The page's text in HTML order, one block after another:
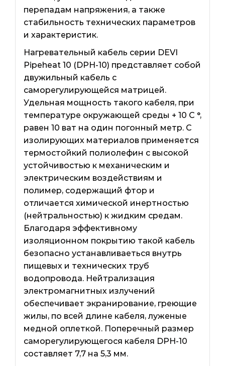
перепадам напряжения, а также
стабильность технических параметров
и характеристик.
Нагревательный кабель серии DEVI
Pipeheat 10 (DPH-10) представляет собой
двужильный кабель с
саморегулирующейся матрицей.
Удельная мощность такого кабеля, при
температуре окружающей среды + 10 C °,
равен 10 ват на один погонный метр. С
изолирующих материалов применяется
термостойкий полиолефин с высокой
устойчивостью к механическим и
электрическим воздействиям и
полимер, содержащий фтор и
отличается химической инертностью
(нейтральностью) к жидким средам.
Благодаря эффективному
изоляционном покрытию такой кабель
безопасно устанавливаеться внутрь
пищевых и технических труб
водопровода. Нейтрализация
электромагнитных излучений
обеспечивает экранирование, греющие
жилы, по всей длине кабеля, луженые
медной оплеткой. Поперечный размер
саморегулирующегося кабеля DPH-10
составляет 7,7 на 5,3 мм.